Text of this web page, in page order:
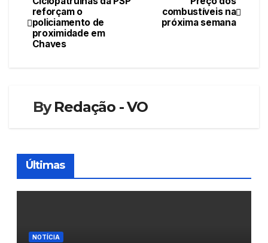
Navegação
de
combustíveis na
próxima semana
reforçam o
policiamento de
proximidade em
Chaves
ByRedação - VO
Últimas
NOTÍCIA